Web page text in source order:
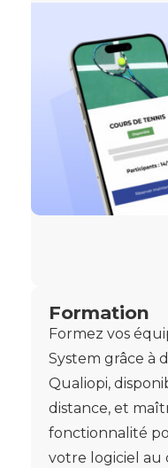
Formation
Formez vos
System grâce à
Qualiopi,
distance, et
fonctionnalité
votre logiciel au